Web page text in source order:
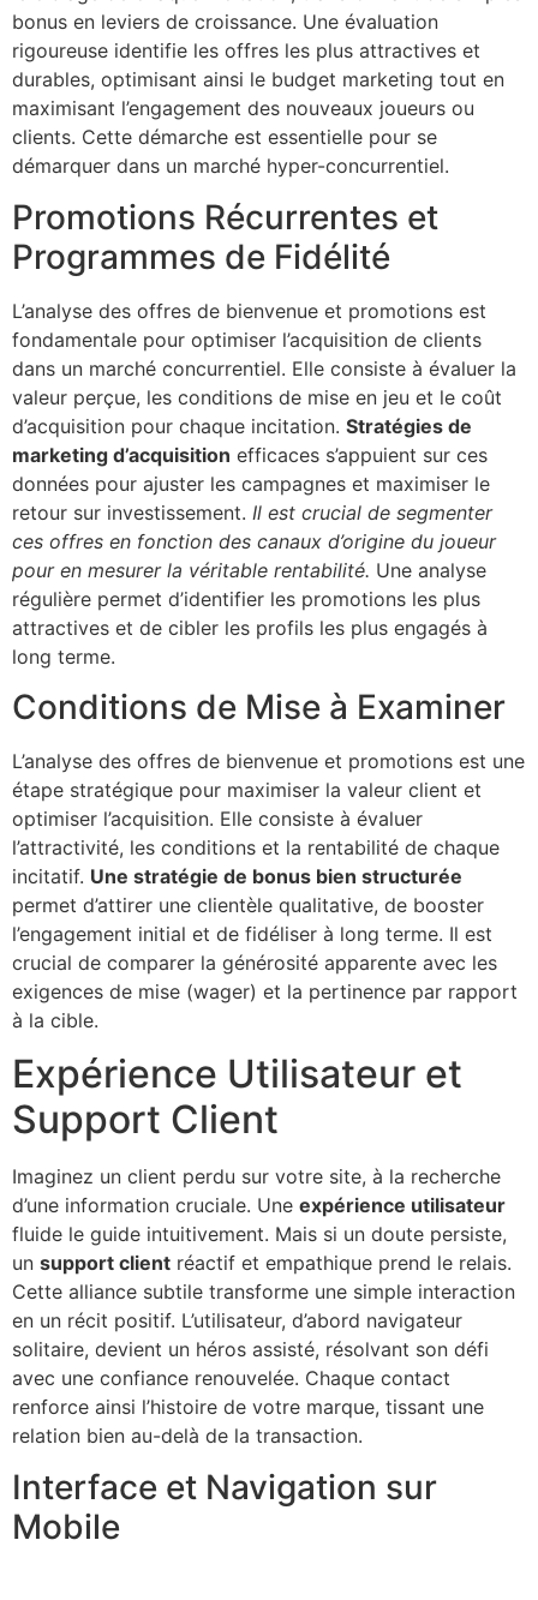
bonus en leviers de croissance. Une évaluation
rigoureuse identifie les offres les plus attractives et
durables, optimisant ainsi le budget marketing tout en
maximisant l’engagement des nouveaux joueurs ou
clients. Cette démarche est essentielle pour se
démarquer dans un marché hyper-concurrentiel.
Promotions Récurrentes et
Programmes de Fidélité
L’analyse des offres de bienvenue et promotions est
fondamentale pour optimiser l’acquisition de clients
dans un marché concurrentiel. Elle consiste à évaluer la
valeur perçue, les conditions de mise en jeu et le coût
d’acquisition pour chaque incitation. Stratégies de
marketing d’acquisition efficaces s’appuient sur ces
données pour ajuster les campagnes et maximiser le
retour sur investissement. Il est crucial de segmenter
ces offres en fonction des canaux d’origine du joueur
pour en mesurer la véritable rentabilité. Une analyse
régulière permet d’identifier les promotions les plus
attractives et de cibler les profils les plus engagés à
long terme.
Conditions de Mise à Examiner
L’analyse des offres de bienvenue et promotions est une
étape stratégique pour maximiser la valeur client et
optimiser l’acquisition. Elle consiste à évaluer
l’attractivité, les conditions et la rentabilité de chaque
incitatif. Une stratégie de bonus bien structurée
permet d’attirer une clientèle qualitative, de booster
l’engagement initial et de fidéliser à long terme. Il est
crucial de comparer la générosité apparente avec les
exigences de mise (wager) et la pertinence par rapport
à la cible.
Expérience Utilisateur et
Support Client
Imaginez un client perdu sur votre site, à la recherche
d’une information cruciale. Une expérience utilisateur
fluide le guide intuitivement. Mais si un doute persiste,
un support client réactif et empathique prend le relais.
Cette alliance subtile transforme une simple interaction
en un récit positif. L’utilisateur, d’abord navigateur
solitaire, devient un héros assisté, résolvant son défi
avec une confiance renouvelée. Chaque contact
renforce ainsi l’histoire de votre marque, tissant une
relation bien au-delà de la transaction.
Interface et Navigation sur
Mobile